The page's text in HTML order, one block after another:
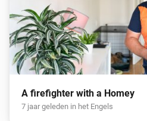
A firefighter with a Homey
7 jaar geleden in het Engels